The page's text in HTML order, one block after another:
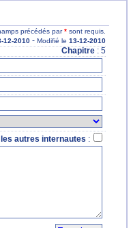
précédés par* sont requis.
-12-2010 - Modifié le 13-12-2010
Chapitre : 5
autres internautes :